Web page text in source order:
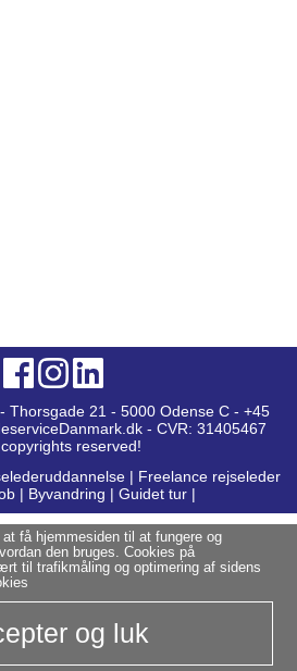
Thorsgade 21 - 5000 Odense C - +45
- CVR: 31405467
reserved!
| Freelance rejseleder
| Byvandring | Guidet tur|
få hjemmesiden til at fungere og
den bruges. Cookies på
til trafikmåling og optimering af sidens
og luk